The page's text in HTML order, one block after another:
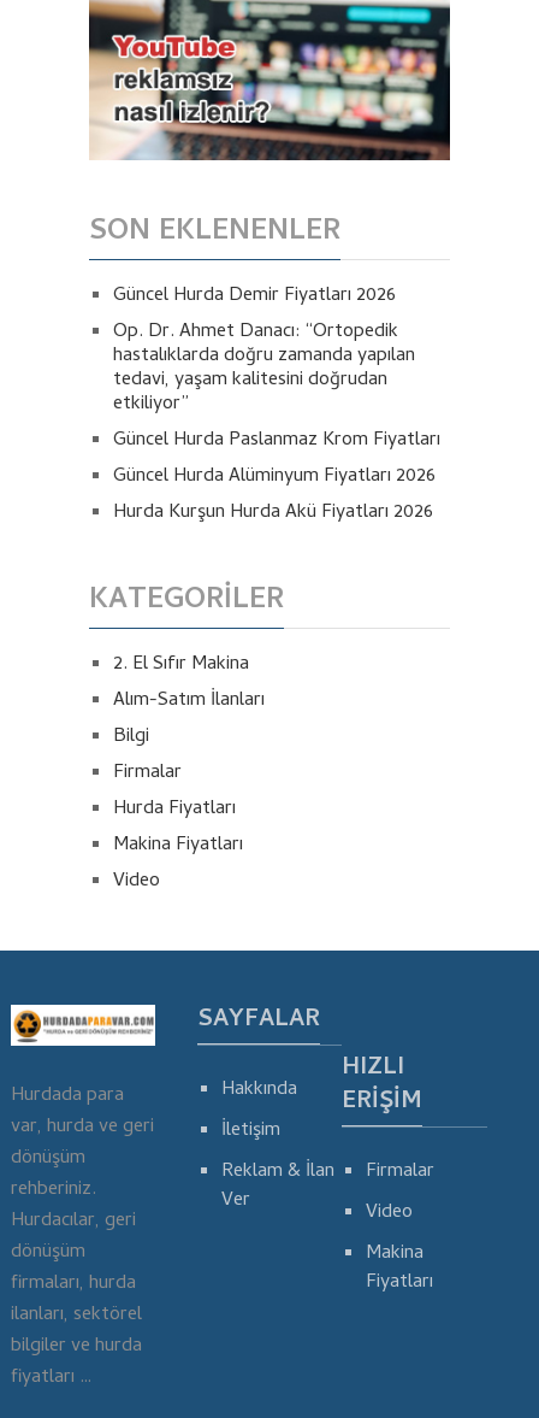
SON EKLENENLER
Güncel Hurda Demir Fiyatları 2026
Op. Dr. Ahmet Danacı: “Ortopedik
hastalıklarda doğru zamanda yapılan
tedavi, yaşam kalitesini doğrudan
etkiliyor”
Güncel Hurda Paslanmaz Krom Fiyatları
Güncel Hurda Alüminyum Fiyatları 2026
Hurda Kurşun Hurda Akü Fiyatları 2026
KATEGORILER
2. El Sıfır Makina
Alım-Satım İlanları
Bilgi
Firmalar
Hurda Fiyatları
Makina Fiyatları
Video
Hurdada para
var, hurda ve geri
dönüşüm
rehberiniz.
Hurdacılar, geri
dönüşüm
firmaları, hurda
ilanları, sektörel
bilgiler ve hurda
fiyatları …
SAYFALAR
Hakkında
İletişim
Reklam & İlan
Ver
HIZLI
ERIŞIM
Firmalar
Video
Makina
Fiyatları